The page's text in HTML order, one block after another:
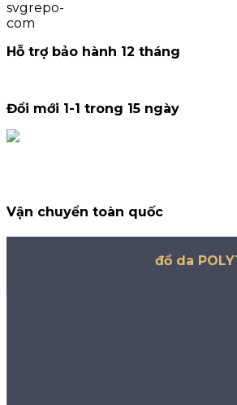
Hỗ trợ bảo hành 12 tháng
Đổi mới 1-1 trong 15 ngày
Vận chuyển toàn quốc
đồ da